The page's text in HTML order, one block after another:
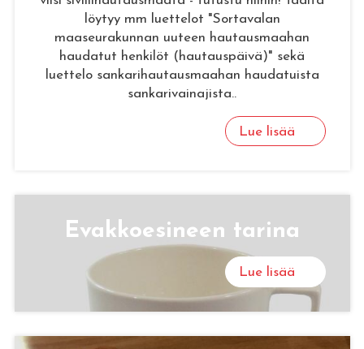
löytyy mm luettelot "Sortavalan
maaseurakunnan uuteen hautausmaahan
haudatut henkilöt (hautauspäivä)" sekä
luettelo sankarihautausmaahan haudatuista
sankarivainajista..
Lue lisää
Evak­koe­si­neen ta­ri­na
Lue lisää